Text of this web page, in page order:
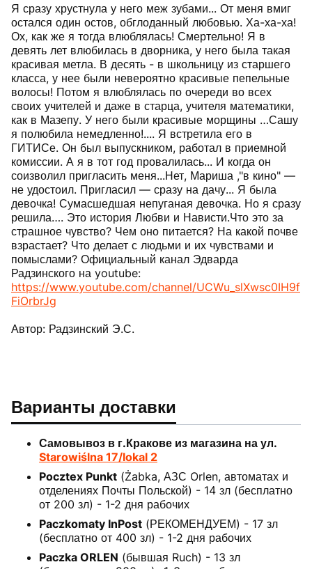
Я сразу хрустнула у него меж зубами... От меня вмиг
остался один остов, обглоданный любовью. Ха-ха-ха!
Ох, как же я тогда влюблялась! Смертельно! Я в
девять лет влюбилась в дворника, у него была такая
красивая метла. В десять - в школьницу из старшего
класса, у нее были невероятно красивые пепельные
волосы! Потом я влюблялась по очереди во всех
своих учителей и даже в старца, учителя математики,
как в Мазепу. У него были красивые морщины …Сашу
я полюбила немедленно!.... Я встретила его в
ГИТИСе. Он был выпускником, работал в приемной
комиссии. А я в тот год провалилась... И когда он
соизволил пригласить меня...Нет, Мариша ,"в кино" —
не удостоил. Пригласил — сразу на дачу... Я была
девочка! Сумасшедшая непуганая девочка. Но я сразу
решила…. Это история Любви и Нависти.Что это за
страшное чувство? Чем оно питается? На какой почве
взрастает? Что делает с людьми и их чувствами и
помыслами? Официальный канал Эдварда
Радзинского на youtube:
https://www.youtube.com/channel/UCWu_slXwsc0IH9f
FiOrbrJg
Автор: Радзинский Э.С.
Варианты доставки
Самовывоз в г.Кракове из магазина на ул.
Starowiślna 17/lokal 2
Pocztex Punkt (Żabka, АЗС Orlen, автоматах и
отделениях Почты Польской) - 14 зл (бесплатно
от 200 зл) - 1-2 дня рабочих
Paczkomaty InPost (РЕКОМЕНДУЕМ) - 17 зл
(бесплатно от 400 зл) - 1-2 дня рабочих
Paczka ORLEN (бывшая Ruch) - 13 зл